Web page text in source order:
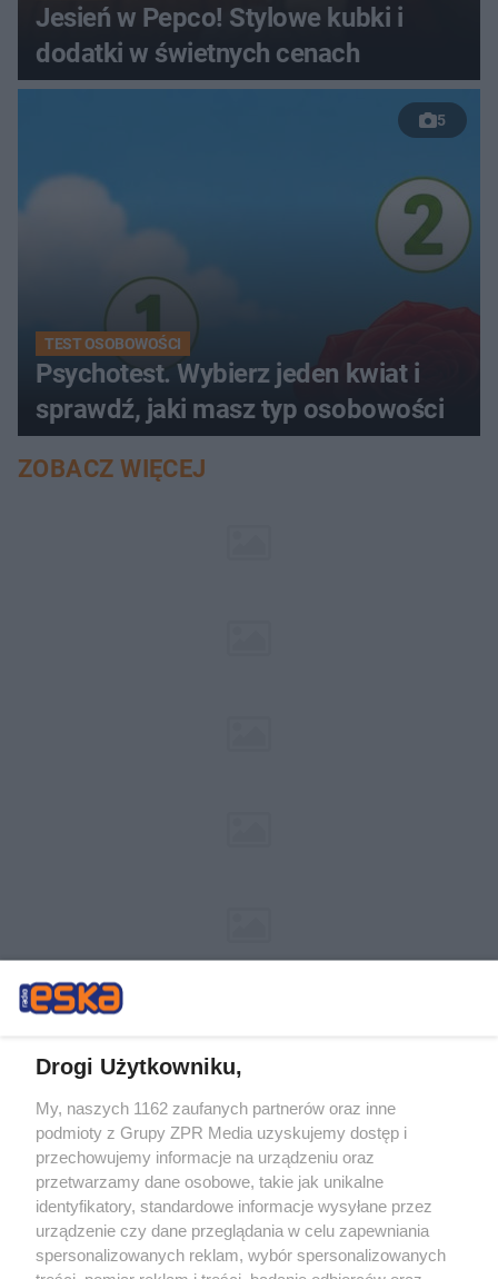
Jesień w Pepco! Stylowe kubki i
dodatki w świetnych cenach
5
TEST OSOBOWOŚCI
Psychotest. Wybierz jeden kwiat i
sprawdź, jaki masz typ osobowości
ZOBACZ WIĘCEJ
Żaden utwór zamieszczony w serwisie nie może być powielany i
rozpowszechniany lub dalej rozpowszechniany w jakikolwiek sposób (w
tym także elektroniczny lub mechaniczny) na jakimkolwiek polu
eksploatacji w jakiejkolwiek formie, włącznie z umieszczaniem w Internecie
bez pisemnej zgody właściciela praw. Jakiekolwiek użycie lub
wykorzystanie utworów w całości lub w części z naruszeniem prawa, tzn.
bez właściwej zgody, jest zabronione pod groźbą kary i może być ścigane
prawnie.
Drogi Użytkowniku,
My, naszych 1162 zaufanych partnerów oraz inne
podmioty z Grupy ZPR Media uzyskujemy dostęp i
przechowujemy informacje na urządzeniu oraz
przetwarzamy dane osobowe, takie jak unikalne
identyfikatory, standardowe informacje wysyłane przez
urządzenie czy dane przeglądania w celu zapewniania
spersonalizowanych reklam, wybór spersonalizowanych